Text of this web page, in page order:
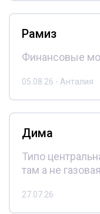
Рамиз
Финансовые
05.08.26 - Анталия
Дима
Типо
там а не
27.07.26